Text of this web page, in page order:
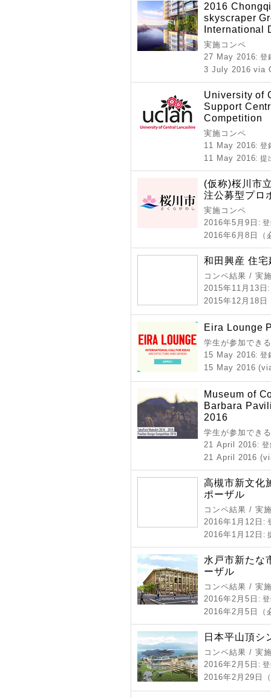
2016
skyscraper
International
実施コンペ
27 May 2016: 登
3 July 2016 via
University of
Support
Competition
実施コンペ
11 May 2016: 登
11 May 2016: 提
(仮称)桜川市
注公募型プロ
実施コンペ
2016年5月9日 :
2016年6月8日（
和田興産 住
コンペ結果 / 実
2015年11月13日
2015年12月18日
Eira Lounge
学生が参加でき
15 May 2016: 登
15 May 2016
Museum of
Barbara
2016
学生が参加でき
21 April 2016:
21 April 2016
高槻市新文化
ポーザル
コンペ結果 / 実
2016年1月12日 :
2016年1月12日 :
水戸市新たな
ーザル
コンペ結果 / 実
2016年2月5日 :
2016年2月5日（
日本平山頂シ
コンペ結果 / 実
2016年2月5日 :
2016年2月29日